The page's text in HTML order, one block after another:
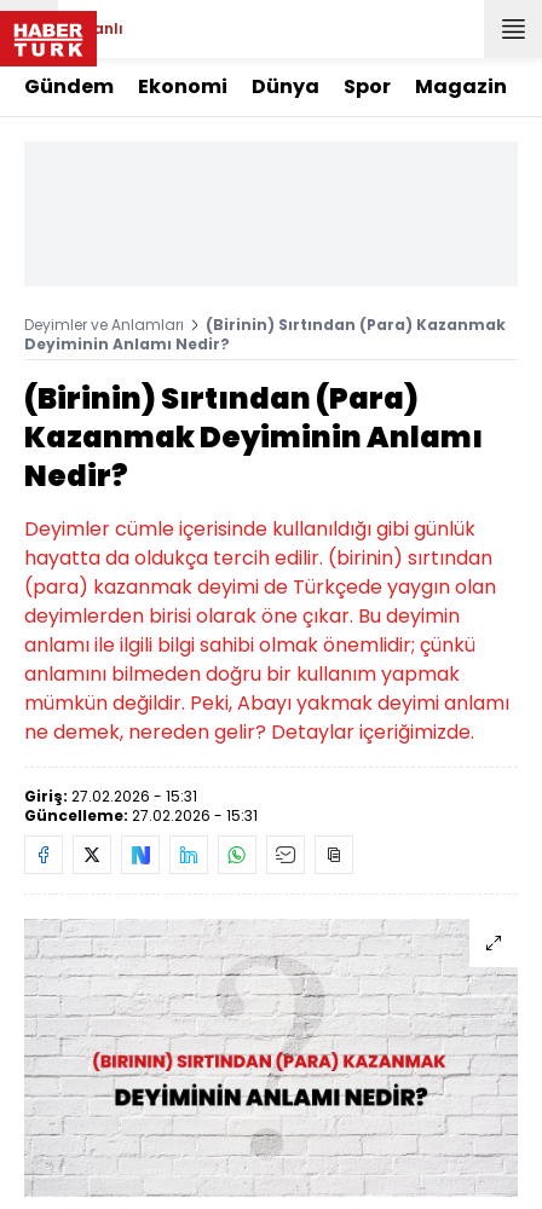
Canlı
Gündem Ekonomi Dünya Spor Magazin
Deyimler ve Anlamları
(Birinin) Sırtından (Para) Kazanmak
Deyiminin Anlamı Nedir?
(Birinin) Sırtından (Para)
Kazanmak Deyiminin Anlamı
Nedir?
Deyimler cümle içerisinde kullanıldığı gibi günlük
hayatta da oldukça tercih edilir. (birinin) sırtından
(para) kazanmak deyimi de Türkçede yaygın olan
deyimlerden birisi olarak öne çıkar. Bu deyimin
anlamı ile ilgili bilgi sahibi olmak önemlidir; çünkü
anlamını bilmeden doğru bir kullanım yapmak
mümkün değildir. Peki, Abayı yakmak deyimi anlamı
ne demek, nereden gelir? Detaylar içeriğimizde.
Giriş: 27.02.2026 - 15:31
Güncelleme: 27.02.2026 - 15:31